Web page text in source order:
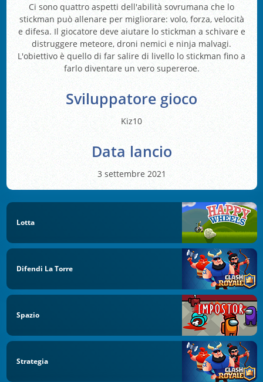
Ci sono quattro aspetti dell'abilità sovrumana che lo
stickman può allenare per migliorare: volo, forza, velocità
e difesa. Il giocatore deve aiutare lo stickman a schivare e
distruggere meteore, droni nemici e ninja malvagi.
L'obiettivo è quello di far salire di livello lo stickman fino a
farlo diventare un vero supereroe.
Sviluppatore gioco
Kiz10
Data lancio
3 settembre 2021
Lotta
Difendi La Torre
Spazio
Strategia